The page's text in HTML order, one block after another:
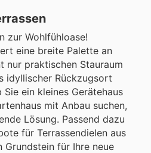
zur Wohlfühloase!
eine breite Palette an
nur praktischen Stauraum
idyllischer Rückzugsort
ein kleines Gerätehaus
mit Anbau suchen,
Lösung. Passend dazu
für Terrassendielen aus
Grundstein für Ihre neue